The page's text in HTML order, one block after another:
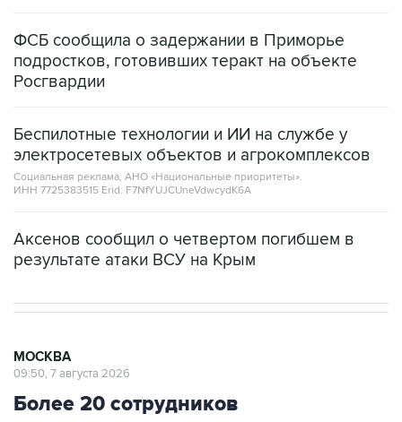
ФСБ сообщила о задержании в Приморье
подростков, готовивших теракт на объекте
Росгвардии
Беспилотные технологии и ИИ на службе у
электросетевых объектов и агрокомплексов
Социальная реклама, АНО «Национальные приоритеты».
ИНН 7725383515 Erid: F7NfYUJCUneVdwcydK6A
Аксенов сообщил о четвертом погибшем в
результате атаки ВСУ на Крым
МОСКВА
09:50, 7 августа 2026
Более 20 сотрудников